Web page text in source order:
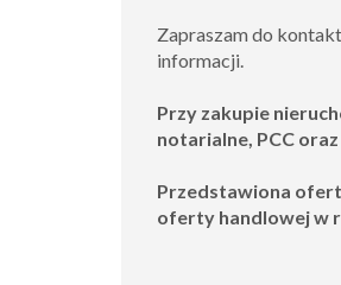
Zapraszam do
informacji.
Przy zakupie
notarialne, PCC
Przedstawiona
oferty handlowej w